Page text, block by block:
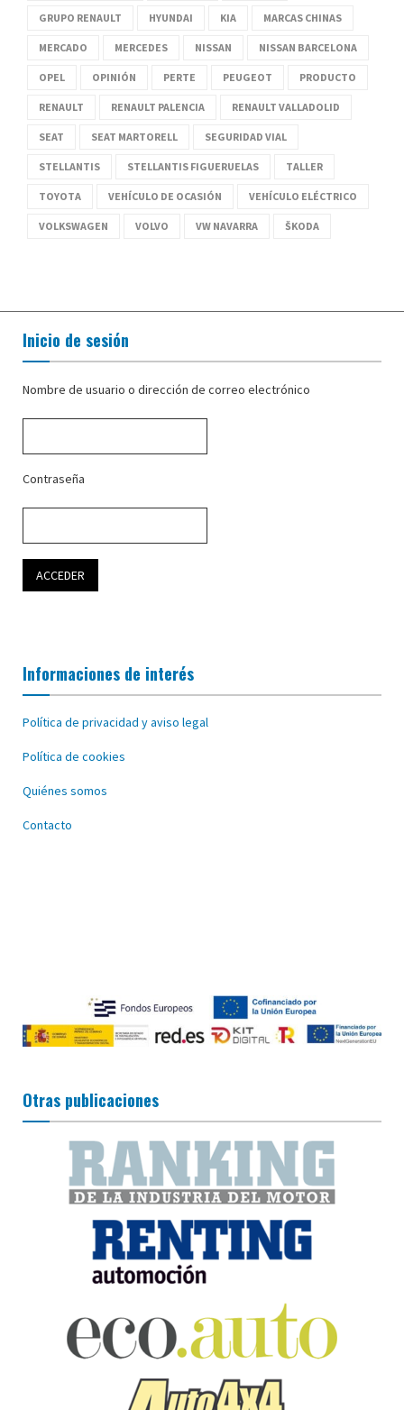
GRUPO RENAULT HYUNDAI KIA MARCAS CHINAS
MERCADO MERCEDES NISSAN NISSAN BARCELONA
OPEL OPINIÓN PERTE PEUGEOT PRODUCTO
RENAULT RENAULT PALENCIA RENAULT VALLADOLID
SEAT SEAT MARTORELL SEGURIDAD VIAL
STELLANTIS STELLANTIS FIGUERUELAS TALLER
TOYOTA VEHÍCULO DE OCASIÓN VEHÍCULO ELÉCTRICO
VOLKSWAGEN VOLVO VW NAVARRA ŠKODA
Inicio de sesión
Nombre de usuario o dirección de correo electrónico
Contraseña
Informaciones de interés
Política de privacidad y aviso legal
Política de cookies
Quiénes somos
Contacto
Otras publicaciones